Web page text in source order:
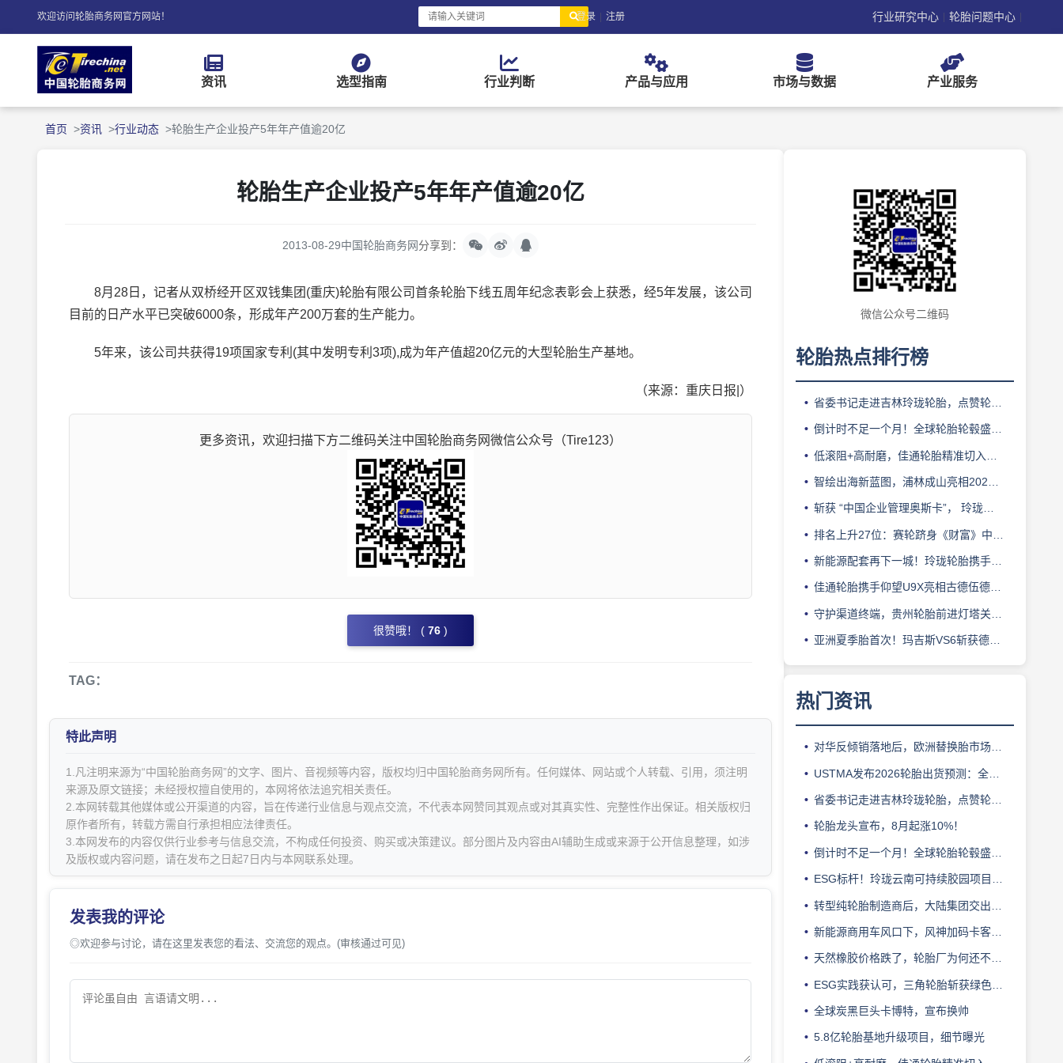
欢迎访问轮胎商务网官方网站！ 登录 | 注册 行业研究中心 | 轮胎问题中心 |
资讯 选型指南 行业判断 产品与应用 市场与数据 产业服务
首页 资讯 行业动态 轮胎生产企业投产5年年产值逾20亿
轮胎生产企业投产5年年产值逾20亿
2013-08-29中国轮胎商务网分享到：
8月28日，记者从双桥经开区双钱集团(重庆)轮胎有限公司首条轮胎下线五周年纪念表彰会上获悉，经5年发展，该公司
目前的日产水平已突破6000条，形成年产200万套的生产能力。
5年来，该公司共获得19项国家专利(其中发明专利3项),成为年产值超20亿元的大型轮胎生产基地。
（来源：重庆日报|）
更多资讯，欢迎扫描下方二维码关注中国轮胎商务网微信公众号（Tire123）
很赞哦！ ( 76 )
TAG：
特此声明
1.凡注明来源为“中国轮胎商务网”的文字、图片、音视频等内容，版权均归中国轮胎商务网所有。任何媒体、网站或个人转载、引用，须注明
来源及原文链接；未经授权擅自使用的，本网将依法追究相关责任。
2.本网转载其他媒体或公开渠道的内容，旨在传递行业信息与观点交流，不代表本网赞同其观点或对其真实性、完整性作出保证。相关版权归
原作者所有，转载方需自行承担相应法律责任。
3.本网发布的内容仅供行业参考与信息交流，不构成任何投资、购买或决策建议。部分图片及内容由AI辅助生成或来源于公开信息整理，如涉
及版权或内容问题，请在发布之日起7日内与本网联系处理。
发表我的评论
◎欢迎参与讨论，请在这里发表您的看法、交流您的观点。(审核通过可见)
微信公众号二维码
轮胎热点排行榜
省委书记走进吉林玲珑轮胎，点赞轮胎智造标杆
倒计时不足一个月！全球轮胎轮毂盛会即将登陆上海！
低滚阻+高耐磨，佳通轮胎精准切入新能源轻卡赛道
智绘出海新蓝图，浦林成山亮相2026泰中合作博览会
斩获 “中国企业管理奥斯卡”， 玲珑轮胎蝉联 BMC 大奖
排名上升27位：赛轮跻身《财富》中国500强背后的增长逻辑
新能源配套再下一城！玲珑轮胎携手小鹏L03全球上市
佳通轮胎携手仰望U9X亮相古德伍德，以轮胎科技挑战性能边界
守护渠道终端，贵州轮胎前进灯塔关爱基金驰援长春受灾门店
亚洲夏季胎首次！玛吉斯VS6斩获德国TÜV SÜD高阶认证
热门资讯
对华反倾销落地后，欧洲替换胎市场迎来拐点
USTMA发布2026轮胎出货预测：全年3.303 亿条
省委书记走进吉林玲珑轮胎，点赞轮胎智造标杆
轮胎龙头宣布，8月起涨10%！
倒计时不足一个月！全球轮胎轮毂盛会即将登陆上海！
ESG标杆！玲珑云南可持续胶园项目获评最佳实践
转型纯轮胎制造商后，大陆集团交出亮眼业绩
新能源商用车风口下，风神加码卡客车胎产能
天然橡胶价格跌了，轮胎厂为何还不敢“松口气”？
ESG实践获认可，三角轮胎斩获绿色发展典范企业奖
全球炭黑巨头卡博特，宣布换帅
5.8亿轮胎基地升级项目，细节曝光